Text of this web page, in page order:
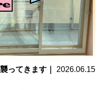
ってきます｜
2026.06.15